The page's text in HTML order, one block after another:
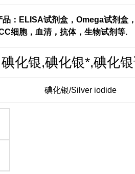
品：ELISA试剂盒，Omega试剂盒
细胞，血清，抗体，生物试剂等.
碘化银,碘化银*,碘化
碘化银/Silver iodide